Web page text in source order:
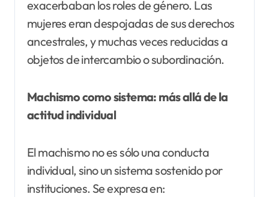
exacerbaban los roles de género. Las
mujeres eran despojadas de sus derechos
ancestrales, y muchas veces reducidas a
objetos de intercambio o subordinación.
Machismo como sistema: más allá de la
actitud individual
El machismo no es sólo una conducta
individual, sino un sistema sostenido por
instituciones. Se expresa en: